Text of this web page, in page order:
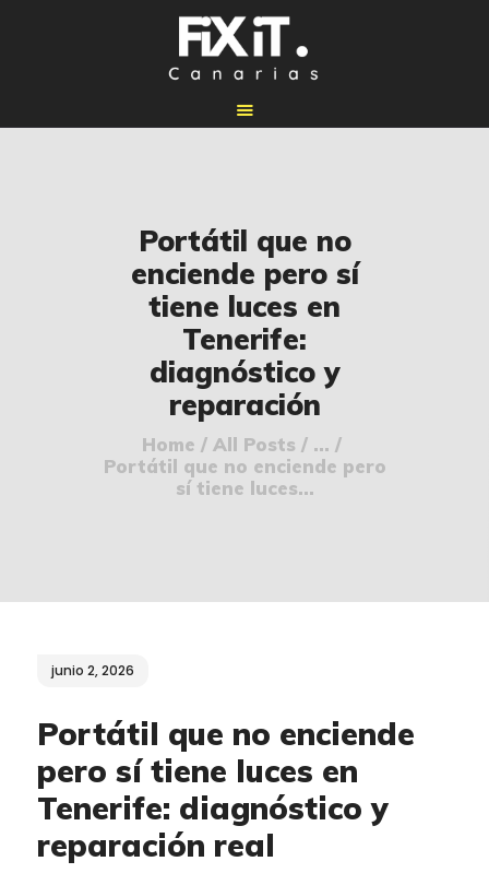
Portátil que no
enciende pero sí
tiene luces en
Tenerife:
diagnóstico y
reparación
Home All Posts
...
Portátil que no enciende pero
sí tiene luces...
🔧 REPARACIONES
🛠️ SERVICIOS
ADICIONALES
👉 SOLICITAR
PRESUPUESTO
📞 CONTACTOS
✅ UBICACIONES
📝 BLOG
junio 2, 2026
Portátil que no enciende
pero sí tiene luces en
Tenerife: diagnóstico y
reparación real